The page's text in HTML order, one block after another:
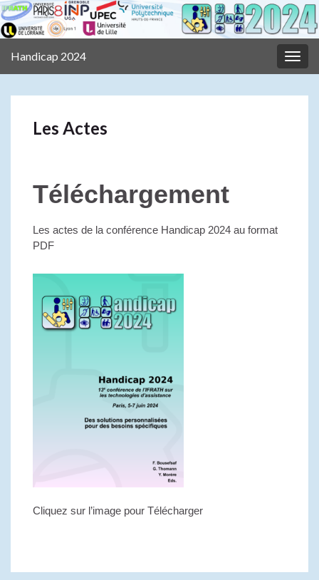
Handicap 2024
Les Actes
Téléchargement
Les actes de la conférence Handicap 2024 au format
PDF
Cliquez sur l’image pour Télécharger